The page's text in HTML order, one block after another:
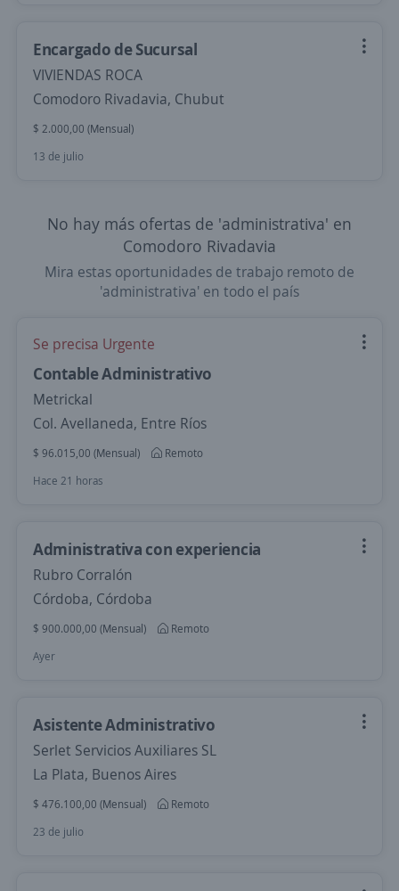
Encargado de Sucursal
VIVIENDAS ROCA
Comodoro Rivadavia, Chubut
$ 2.000,00 (Mensual)
13 de julio
No hay más ofertas de 'administrativa' en
Comodoro Rivadavia
Mira estas oportunidades de trabajo remoto de
'administrativa' en todo el país
Se precisa Urgente
Contable Administrativo
Metrickal
Col. Avellaneda, Entre Ríos
$ 96.015,00 (Mensual)
Remoto
Hace 21 horas
Administrativa con experiencia
Rubro Corralón
Córdoba, Córdoba
$ 900.000,00 (Mensual)
Remoto
Ayer
Asistente Administrativo
Serlet Servicios Auxiliares SL
La Plata, Buenos Aires
$ 476.100,00 (Mensual)
Remoto
23 de julio